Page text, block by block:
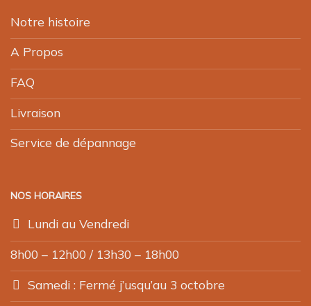
Notre histoire
A Propos
FAQ
Livraison
Service de dépannage
NOS HORAIRES
Lundi au Vendredi
8h00 – 12h00 / 13h30 – 18h00
Samedi : Fermé j’usqu’au 3 octobre